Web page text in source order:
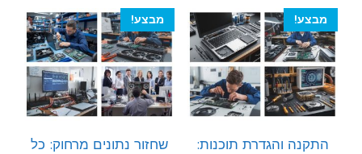
550.00 ₪.
300.00 ₪.
מבצע!
התקנה והגדרת תוכנות:
מבצע!
שחזור נתונים מרחוק: כל